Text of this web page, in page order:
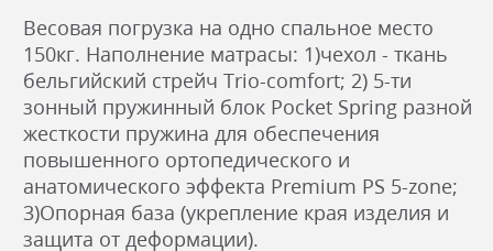
Весовая погрузка на одно спальное место
150кг. Наполнение матрасы: 1)чехол - ткань
бельгийский стрейч Trio-comfort; 2) 5-ти
зонный пружинный блок Pocket Spring разной
жесткости пружина для обеспечения
повышенного ортопедического и
анатомического эффекта Premium PS 5-zone;
3)Опорная база (укрепление края изделия и
защита от деформации).